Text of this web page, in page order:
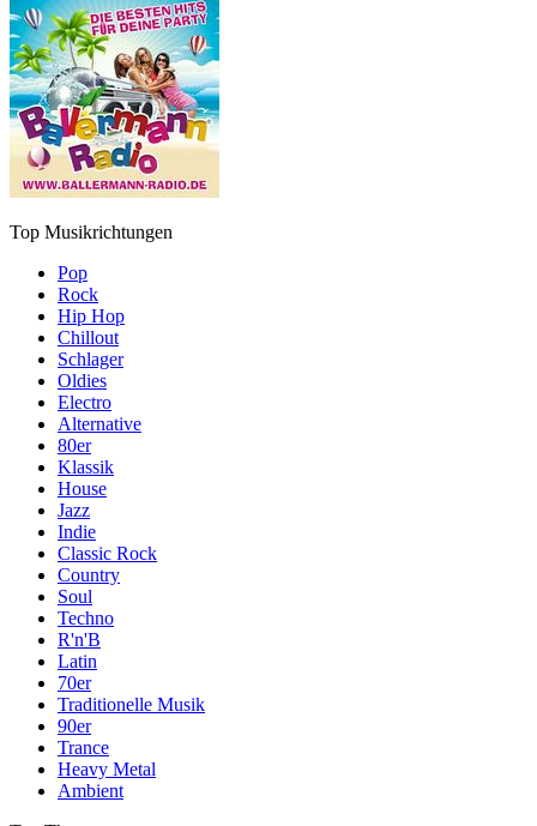
Top Musikrichtungen
Pop
Rock
Hip Hop
Chillout
Schlager
Oldies
Electro
Alternative
80er
Klassik
House
Jazz
Indie
Classic Rock
Country
Soul
Techno
R'n'B
Latin
70er
Traditionelle Musik
90er
Trance
Heavy Metal
Ambient